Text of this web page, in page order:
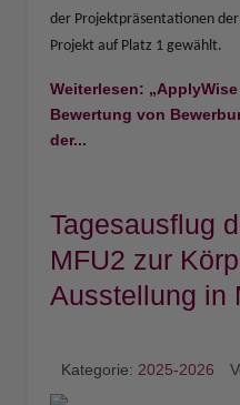
der Projektpräsentationen
Projekt auf Platz 1 gewählt.
Weiterlesen:
Bewertung von
der...
Tagesausflug
MFU2 zur
Ausstellung in
Kategorie:2025-2026